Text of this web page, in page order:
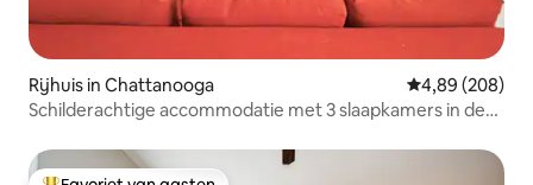
Rijhuis in Chattanooga Gemiddelde
4,89 (208)
Schilderachtige accommodatie met 3 slaapkamers in de